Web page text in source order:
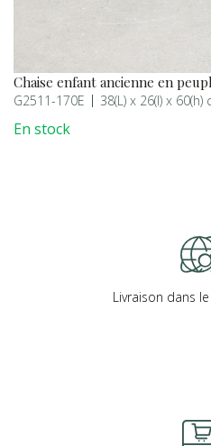
Chaise enfant ancienne en
G2511-170E 38(L) x 26(l) x 60(h)
En stock
Livraison dans